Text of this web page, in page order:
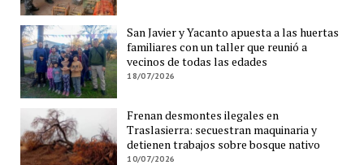
San Javier y Yacanto apuesta a las huertas
familiares con un taller que reunió a
vecinos de todas las edades
18/07/2026
Frenan desmontes ilegales en
Traslasierra: secuestran maquinaria y
detienen trabajos sobre bosque nativo
10/07/2026